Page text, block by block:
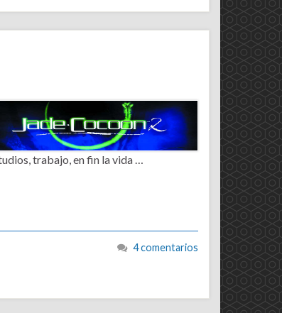
trabajo, en fin la vida …
4 comentarios